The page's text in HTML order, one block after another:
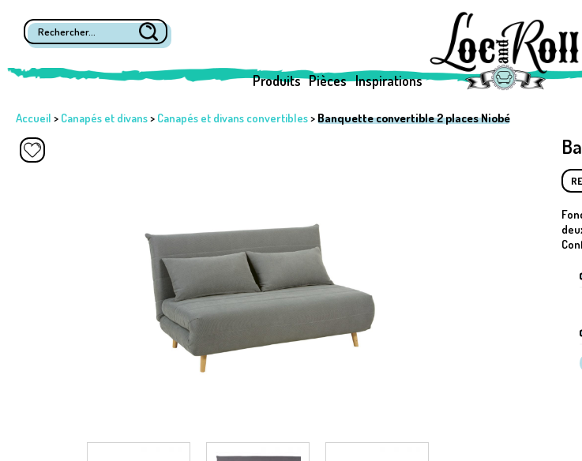
Produits Pièces Inspirations
Accueil > Canapés et divans> Canapés et divans convertibles>Banquette convertible 2 places Niobé